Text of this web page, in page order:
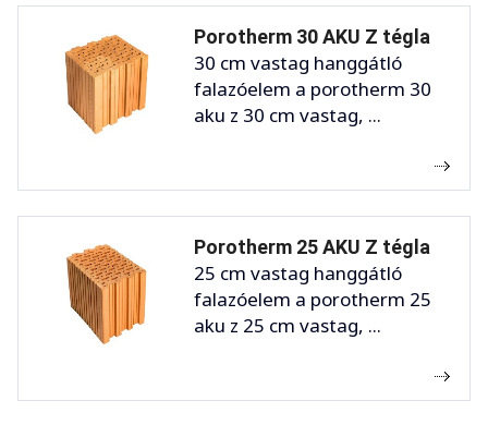
Porotherm 30 AKU Z tégla
30 cm vastag hanggátló
falazóelem a porotherm 30
aku z 30 cm vastag, ...
Porotherm 25 AKU Z tégla
25 cm vastag hanggátló
falazóelem a porotherm 25
aku z 25 cm vastag, ...